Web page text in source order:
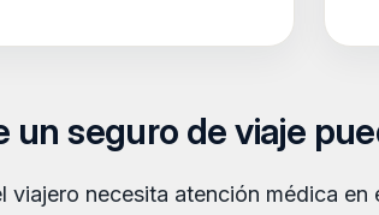
un seguro de viaje
viajero necesita atención médica